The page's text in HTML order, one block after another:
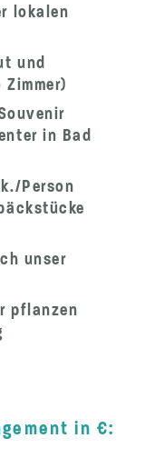
lokalen
und
in Bad
Person
unser
pflanzen
in €: